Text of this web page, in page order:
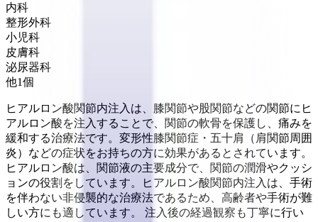
内科
整形外科
小児科
皮膚科
泌尿器科
他1個
ヒアルロン酸関節内注入は、膝関節や股関節などの関節にヒ
アルロン酸を注入することで、関節の軟骨を保護し、痛みを
緩和する治療法です。変形性膝関節症・五十肩（肩関節周囲
炎）などの症状をお持ちの方に効果があるとされています。
ヒアルロン酸は、関節液の主要成分で、関節の潤滑やクッシ
ョンの役割をしています。ヒアルロン酸関節内注入は、手術
を伴わない非侵襲的な治療法であるため、高齢者や手術が難
しい方にも適しています。 注入後の経過観察も丁寧に行い